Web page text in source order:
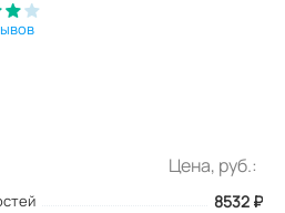
Цена, руб.:
8532 ₽